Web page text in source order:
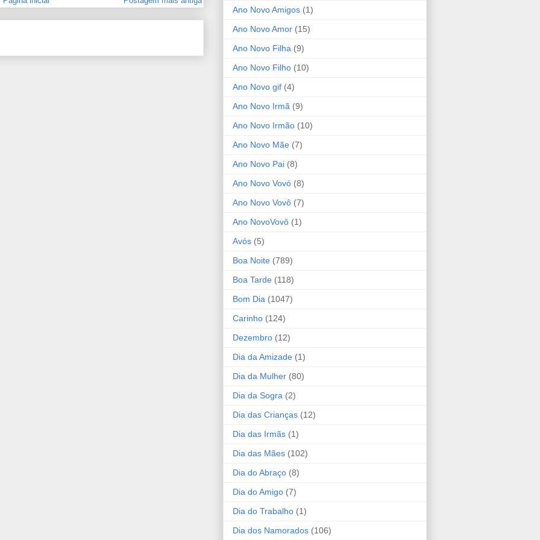
Ano Novo Amigos (1)
Ano Novo Amor (15)
Ano Novo Filha (9)
Ano Novo Filho (10)
Ano Novo gif (4)
Ano Novo Irmã (9)
Ano Novo Irmão (10)
Ano Novo Mãe (7)
Ano Novo Pai (8)
Ano Novo Vovó (8)
Ano Novo Vovô (7)
Ano NovoVovô (1)
Avós (5)
Boa Noite (789)
Boa Tarde (118)
Bom Dia (1047)
Carinho (124)
Dezembro (12)
Dia da Amizade (1)
Dia da Mulher (80)
Dia da Sogra (2)
Dia das Crianças (12)
Dia das Irmãs (1)
Dia das Mães (102)
Dia do Abraço (8)
Dia do Amigo (7)
Dia do Trabalho (1)
Dia dos Namorados (106)